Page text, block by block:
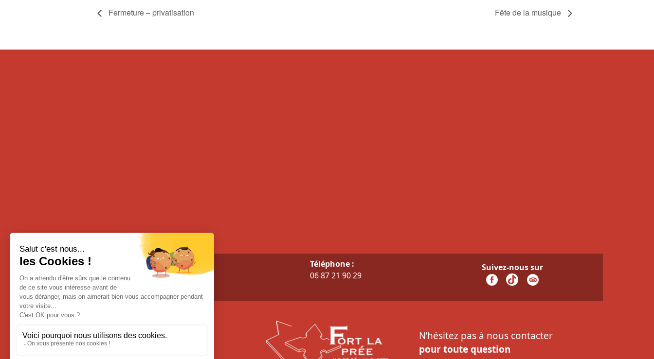
Fermeture – privatisation Fête de la musique
fortlapree@orange.fr
Téléphone :
06 87 21 90 29
Suivez-nous sur
Soyez informés
N’hésitez pas à nous contacter
pour toute question